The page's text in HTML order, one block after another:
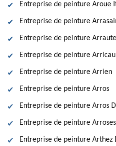
Entreprise de peinture Aroue
Entreprise de peinture
Entreprise de peinture
Entreprise de peinture
Entreprise de peinture Arrien
Entreprise de peinture Arros
Entreprise de peinture Arros
Entreprise de peinture Arroses
Entreprise de peinture Arthez